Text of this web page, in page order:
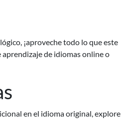
¡aproveche todo lo que este
aprendizaje de idiomas online o
en el idioma original, explore